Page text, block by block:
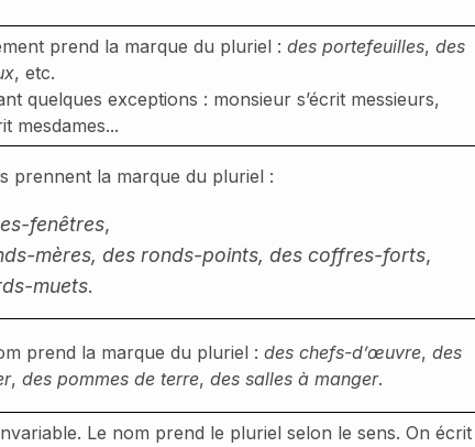
prend la marque du pluriel :des portefeuilles,des
, etc.
quelques exceptions : monsieur s’écrit messieurs,
mesdames...
prennent la marque du pluriel :
fenêtres,
mères, des ronds-points, des coffres-forts,
muets.
prend la marque du pluriel :des chefs-d’œuvre,des
,des pommes de terre,des salles à manger.
Le nom prend le pluriel selon le sens. On écrit